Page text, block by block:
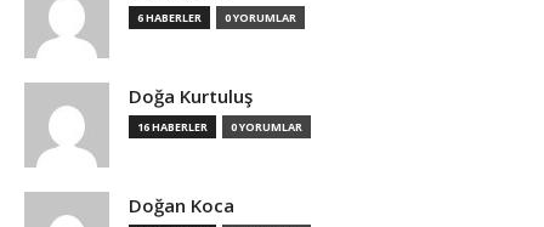
6 HABERLER 0 YORUMLAR
Doğa Kurtuluş
16 HABERLER 0 YORUMLAR
Doğan Koca